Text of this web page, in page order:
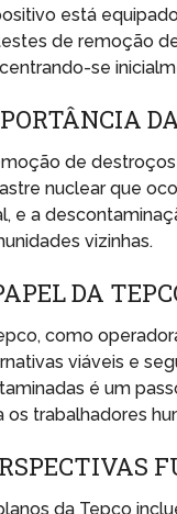
está
de remoção
se
de destroços
nuclear que
e a
vizinhas.
DA
como
viáveis e
é um
os trabalhadores
da Tepco